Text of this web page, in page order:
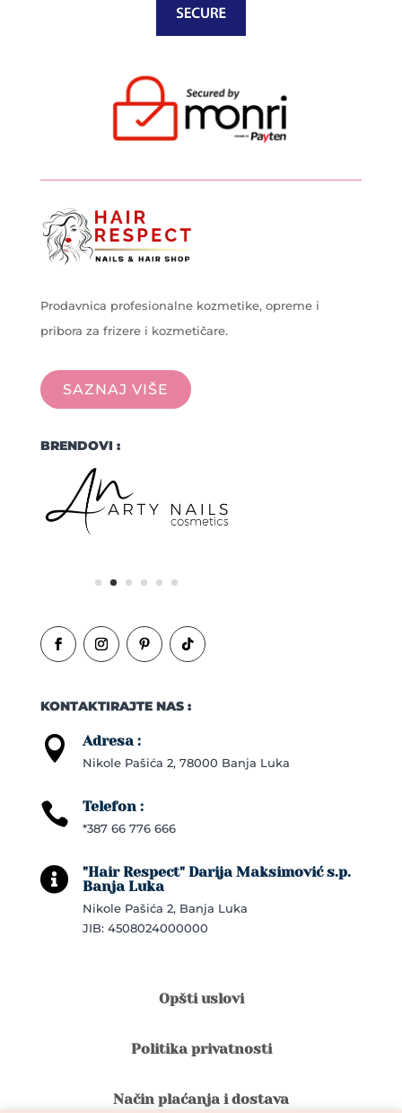
Prodavnica profesionalne kozmetike, opreme i
pribora za frizere i kozmetičare.
SAZNAJ VIŠE
BRENDOVI :
KONTAKTIRAJTE NAS :
 Adresa :
Nikole Pašića 2, 78000 Banja Luka
 Telefon :
*387 66 776 666

"Hair Respect" Darija Maksimović s.p.
Banja Luka
Nikole Pašića 2, Banja Luka
JIB: 4508024000000
Opšti uslovi
Politika privatnosti
Način plaćanja i dostava